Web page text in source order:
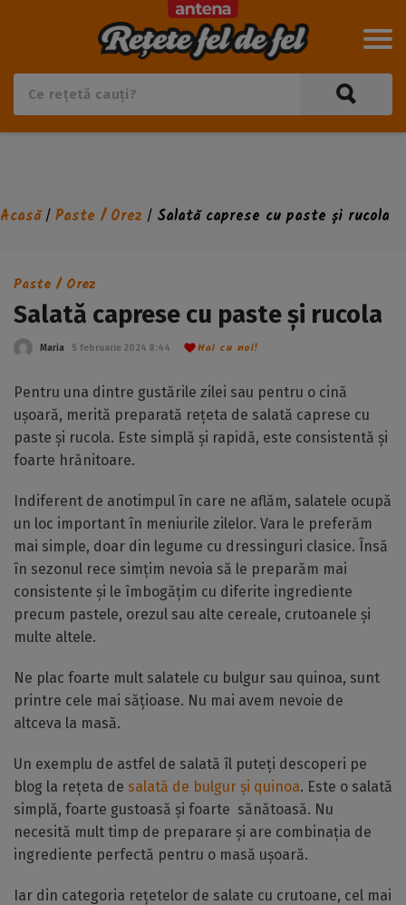
Acasă/ Paste / Orez / Salată caprese cu paste și rucola
Paste / Orez
Salată caprese cu paste și rucola
Maria 5 februarie 2024 8:44 Hai cu noi!
Pentru una dintre gustările zilei sau pentru o cină
ușoară, merită preparată rețeta de salată caprese cu
paste și rucola. Este simplă și rapidă, este consistentă și
foarte hrănitoare.
Indiferent de anotimpul în care ne aflăm, salatele ocupă
un loc important în meniurile zilelor. Vara le preferăm
mai simple, doar din legume cu dressinguri clasice. Însă
în sezonul rece simțim nevoia să le preparăm mai
consistente și le îmbogățim cu diferite ingrediente
precum pastele, orezul sau alte cereale, crutoanele și
multe altele.
Ne plac foarte mult salatele cu bulgur sau quinoa, sunt
printre cele mai sățioase. Nu mai avem nevoie de
altceva la masă.
Un exemplu de astfel de salată îl puteți descoperi pe
blog la rețeta de salată de bulgur și quinoa. Este o salată
simplă, foarte gustoasă și foarte sănătoasă. Nu
necesită mult timp de preparare și are combinația de
ingrediente perfectă pentru o masă ușoară.
Iar din categoria rețetelor de salate cu crutoane, cel mai